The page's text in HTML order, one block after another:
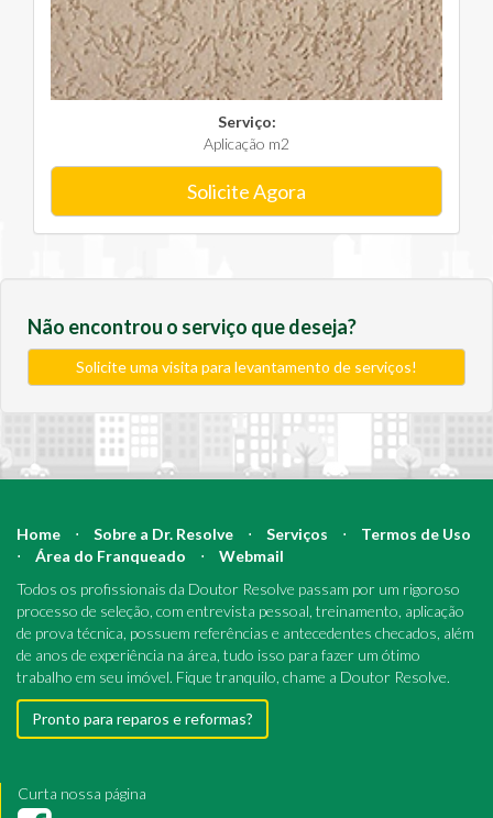
Serviço:
Aplicação m2
Solicite Agora
Não encontrou o serviço que deseja?
Solicite uma visita para levantamento de serviços!
Home ⋅ Sobre a Dr. Resolve ⋅ Serviços ⋅
Termos de Uso
⋅
Área do Franqueado ⋅
Webmail
Todos os profissionais da Doutor Resolve passam por um rigoroso
processo de seleção, com entrevista pessoal, treinamento, aplicação
de prova técnica, possuem referências e antecedentes checados, além
de anos de experiência na área, tudo isso para fazer um ótimo
trabalho em seu imóvel. Fique tranquilo, chame a Doutor Resolve.
Pronto para reparos e reformas?
Curta nossa página